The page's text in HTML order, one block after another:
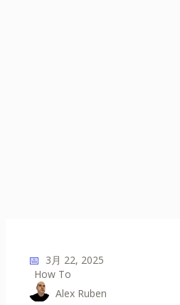
📅 3月 22, 2025
How To
Alex Ruben